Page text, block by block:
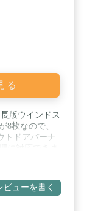
る
版ウインドス
8枚なので、
トドアバーナ
ます。予めご
けを立てた場
時間が倍近く
調理効率アッ
また、ウィン
ビューを書く